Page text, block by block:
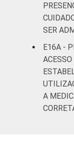
SER
E16A -
A